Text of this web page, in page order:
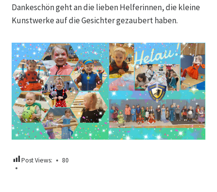
Dankeschön geht an die lieben Helferinnen, die kleine
Kunstwerke auf die Gesichter gezaubert haben.
Post Views: 80